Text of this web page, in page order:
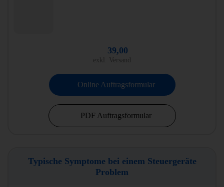
39,00
exkl. Versand
Online Auftragsformular
PDF Auftragsformular
Typische Symptome bei einem Steuergeräte
Problem